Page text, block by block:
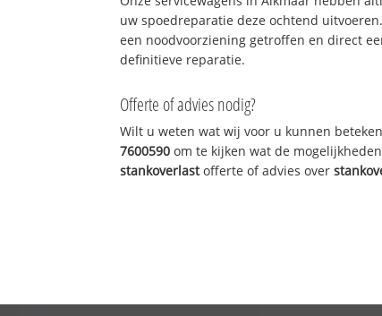
uw spoedreparatie deze ochtend
een noodvoorziening getroffen en direct
definitieve reparatie.
Offerte of advies nodig?
Wilt u weten wat wij voor u kunnen
7600590 om te kijken wat de
stankoverlastofferte of advies over